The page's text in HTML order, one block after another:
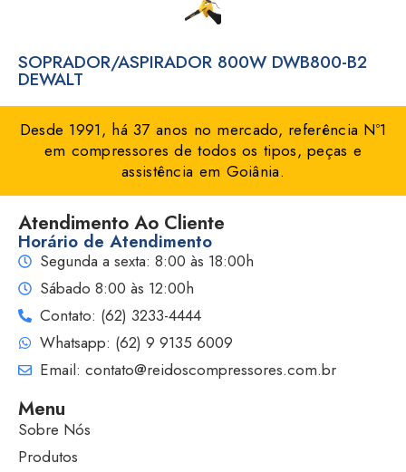
SOPRADOR/ASPIRADOR 800W DWB800-B2
DEWALT
Desde 1991, há 37 anos no mercado, referência Nº1
em compressores de todos os tipos, peças e
assistência em Goiânia.
Atendimento Ao Cliente
Horário de Atendimento
Segunda a sexta: 8:00 às 18:00h
Sábado 8:00 às 12:00h
Contato: (62) 3233-4444
Whatsapp: (62) 9 9135 6009
Email: contato@reidoscompressores.com.br
Menu
Sobre Nós
Produtos